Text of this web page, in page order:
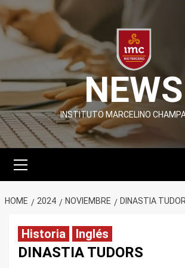
Skip
to
content
NEWS
INSTITUTO MARCELINO
Menu
HOME 2024 NOVIEMBRE DINASTIA
Historia Inglés
DINASTIA TUDORS